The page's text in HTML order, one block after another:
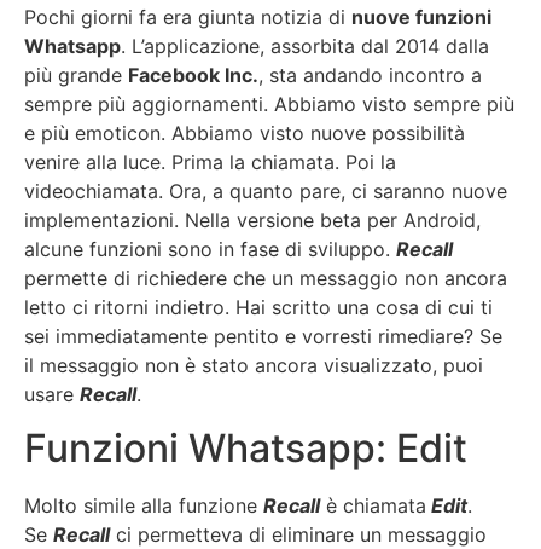
Pochi giorni fa era giunta notizia di nuove funzioni
Whatsapp. L’applicazione, assorbita dal 2014 dalla
più grande Facebook Inc., sta andando incontro a
sempre più aggiornamenti. Abbiamo visto sempre più
e più emoticon. Abbiamo visto nuove possibilità
venire alla luce. Prima la chiamata. Poi la
videochiamata. Ora, a quanto pare, ci saranno nuove
implementazioni. Nella versione beta per Android,
alcune funzioni sono in fase di sviluppo. Recall
permette di richiedere che un messaggio non ancora
letto ci ritorni indietro. Hai scritto una cosa di cui ti
sei immediatamente pentito e vorresti rimediare? Se
il messaggio non è stato ancora visualizzato, puoi
usare Recall.
Funzioni Whatsapp: Edit
Molto simile alla funzione Recallè chiamata Edit.
Se Recallci permetteva di eliminare un messaggio